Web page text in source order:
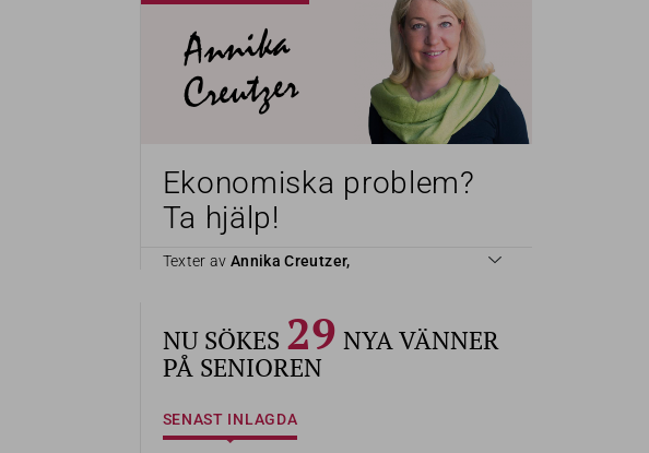
Annika
Creutzer
Ekonomiska problem?
Ta hjälp!
Texter av Annika Creutzer,
NU SÖKES 29 NYA VÄNNER
PÅ SENIOREN
SENAST INLAGDA